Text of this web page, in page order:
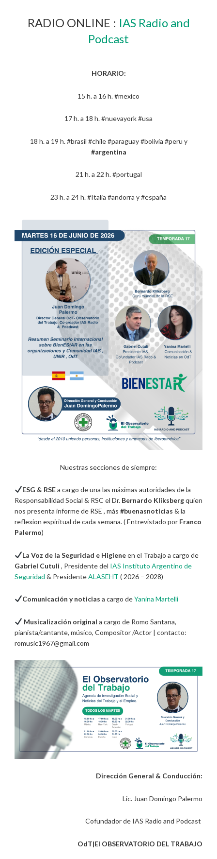
RADIO ONLINE : IAS Radio and
Podcast
HORARIO:
15 h. a 16 h. #mexico
17 h. a 18 h. #nuevayork #usa
18 h. a 19 h. #brasil #chile #paraguay #bolivia #peru y
#argentina
21 h. a 22 h. #portugal
23 h. a 24 h. #Italia #andorra y #españa
Nuestras secciones de siempre:
ESG & RSEa cargo de una las máximas autoridades de la
Responsabilidad Social & RSC el Dr. Bernardo Kliksbergquien
nos presenta informe de RSE , más #buenasnoticias & la
reflexion espiritual de cada semana. ( Entrevistado por Franco
Palermo)
La Voz de la Seguridad e Higieneen el Trabajo a cargo de
Gabriel Cutuli , Presidente del IAS Instituto Argentino de
Seguridad & PresidenteALASEHT ( 2026 – 2028)
Comunicación y noticias a cargo deYanina Martelli
Musicalización original a cargo de Romo Santana,
pianista/cantante, músico, Compositor /Actor | contacto:
romusic1967@gmail.com
Dirección General & Conducción:
Lic. Juan Domingo Palermo
Cofundador de IAS Radio and Podcast
OdT|El OBSERVATORIO DEL TRABAJO